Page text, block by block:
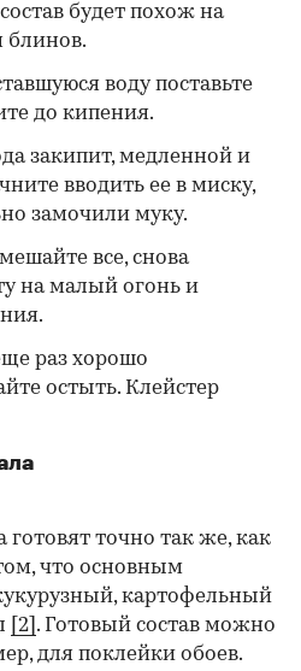
будет похож на
блинов.
воду поставьте
до кипения.
закипит, медленной и
вводить ее в миску,
замочили муку.
все, снова
на малый огонь и
раз хорошо
остыть. Клейстер
готовят точно так же, как
что основным
картофельный
[2] . Готовый состав можно
для поклейки обоев.